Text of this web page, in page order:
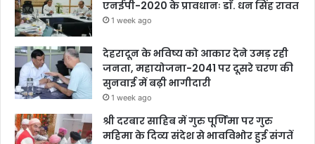
एनईपी-2020 के प्रावधानः डाॅ. धन सिंह रावत
1 week ago
देहरादून के भविष्य को आकार देने उमड़ रही
जनता, महायोजना-2041 पर दूसरे चरण की
सुनवाई में बढ़ी भागीदारी
1 week ago
श्री दरबार साहिब में गुरु पूर्णिमा पर गुरु
महिमा के दिव्य संदेश से भावविभोर हुई संगतें